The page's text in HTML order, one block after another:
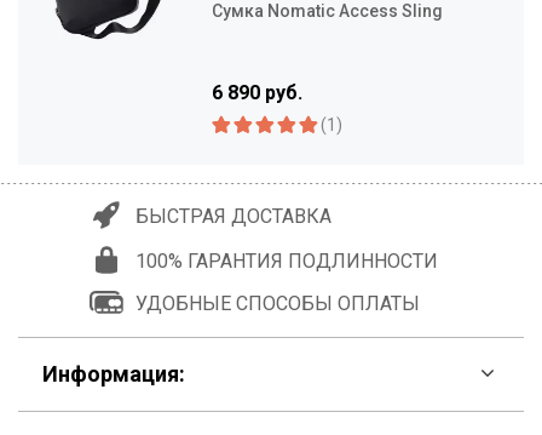
Сумка Nomatic Access Sling
6 890 руб.
(1)
БЫСТРАЯ ДОСТАВКА
100% ГАРАНТИЯ ПОДЛИННОСТИ
УДОБНЫЕ СПОСОБЫ ОПЛАТЫ
Информация: